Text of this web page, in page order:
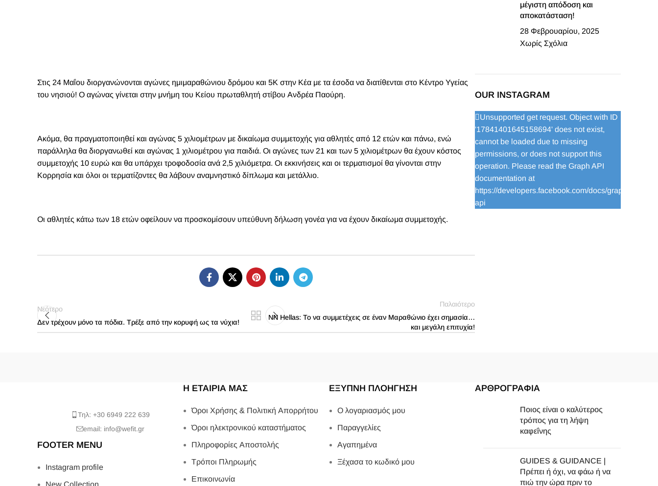
Στις 24 Μαΐου διοργανώνονται αγώνες ημιμαραθώνιου δρόμου και 5Κ στην Κέα με τα έσοδα να διατίθενται στο Κέντρο Υγείας
του νησιού! Ο αγώνας γίνεται στην μνήμη του Κείου πρωταθλητή στίβου Ανδρέα Παούρη.
Ακόμα, θα πραγματοποιηθεί και αγώνας 5 χιλιομέτρων με δικαίωμα συμμετοχής για αθλητές από 12 ετών και πάνω, ενώ
παράλληλα θα διοργανωθεί και αγώνας 1 χιλιομέτρου για παιδιά. Οι αγώνες των 21 και των 5 χιλιομέτρων θα έχουν κόστος
συμμετοχής 10 ευρώ και θα υπάρχει τροφοδοσία ανά 2,5 χιλιόμετρα. Οι εκκινήσεις και οι τερματισμοί θα γίνονται στην
Κορρησία και όλοι οι τερματίζοντες θα λάβουν αναμνηστικό δίπλωμα και μετάλλιο.
Οι αθλητές κάτω των 18 ετών οφείλουν να προσκομίσουν υπεύθυνη δήλωση γονέα για να έχουν δικαίωμα συμμετοχής.
Νεότερο
Δεν τρέχουν μόνο τα πόδια. Τρέξε από την κορυφή ως τα νύχια!
Παλαιότερο
ΝΝ Hellas: To να συμμετέχεις σε έναν Μαραθώνιο έχει σημασία…
και μεγάλη επιτυχία!
μέγιστη απόδοση και
αποκατάσταση!
28 Φεβρουαρίου, 2025
Χωρίς Σχόλια
OUR INSTAGRAM
Unsupported get request. Object with ID
'17841401645158694' does not exist,
cannot be loaded due to missing
permissions, or does not support this
operation. Please read the Graph API
documentation at
https://developers.facebook.com/docs/graph-
api
Τηλ: +30 6949 222 639
email: info@wefit.gr
FOOTER MENU
Instagram profile
New Collection
Η ΕΤΑΙΡΙΑ ΜΑΣ
Όροι Χρήσης & Πολιτική Απορρήτου
Όροι ηλεκτρονικού καταστήματος
Πληροφορίες Αποστολής
Τρόποι Πληρωμής
Επικοινωνία
ΕΞΥΠΝΗ ΠΛΟΗΓΗΣΗ
Ο λογαριασμός μου
Παραγγελίες
Αγαπημένα
Ξέχασα το κωδικό μου
ΑΡΘΡΟΓΡΑΦΙΑ
Ποιος είναι ο καλύτερος
τρόπος για τη λήψη
καφεΐνης
GUIDES & GUIDANCE |
Πρέπει ή όχι, να φάω ή να
πιώ την ώρα πριν το